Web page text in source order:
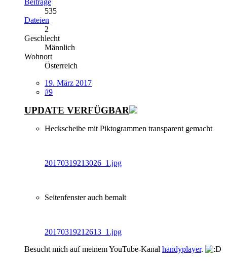
535
Dateien
2
Geschlecht
Männlich
Wohnort
Österreich
19. März 2017
#9
UPDATE VERFÜGBAR
Heckscheibe mit Piktogrammen transparent gemacht
20170319213026_1.jpg
Seitenfenster auch bemalt
20170319212613_1.jpg
Besucht mich auf meinem YouTube-Kanal handyplayer.